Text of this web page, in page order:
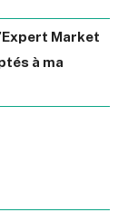
Market
à ma